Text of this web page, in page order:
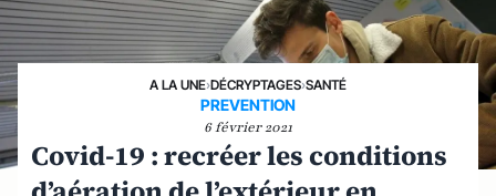
A LA UNE›DÉCRYPTAGES›SANTÉ
PREVENTION
6 février 2021
Covid-19 : recréer les conditions